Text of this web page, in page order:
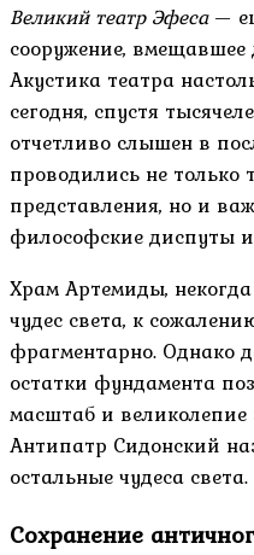
Великий театр Эфеса—
сооружение,
Акустика театра
сегодня, спустя
отчетливо слышен в
проводились не только
представления, но и
философские диспуты
Храм Артемиды,
чудес света, к
фрагментарно. Однако
остатки фундамента
масштаб и великолепие
Антипатр Сидонский
остальные чудеса света.
Сохранение